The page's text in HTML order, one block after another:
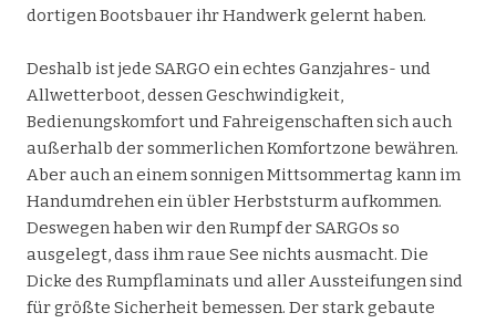
dortigen Bootsbauer ihr Handwerk gelernt haben.
Deshalb ist jede SARGO ein echtes Ganzjahres- und
Allwetterboot, dessen Geschwindigkeit,
Bedienungskomfort und Fahreigenschaften sich auch
außerhalb der sommerlichen Komfortzone bewähren.
Aber auch an einem sonnigen Mittsommertag kann im
Handumdrehen ein übler Herbststurm aufkommen.
Deswegen haben wir den Rumpf der SARGOs so
ausgelegt, dass ihm raue See nichts ausmacht. Die
Dicke des Rumpflaminats und aller Aussteifungen sind
für größte Sicherheit bemessen. Der stark gebaute